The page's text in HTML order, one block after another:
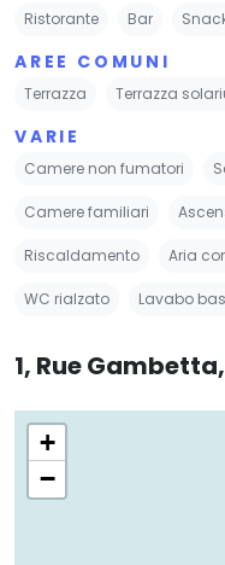
Ristorante Bar
AREE COMUNI
Terrazza Terrazza
VARIE
Camere non fumatori
Camere familiari
Riscaldamento Aria
WC rialzato Lavabo
1, Rue
+
−